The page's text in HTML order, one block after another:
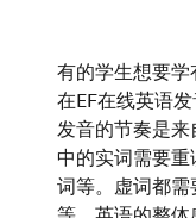
有的学生想要学
在EF在线英语
发音的节奏是
中的实词需要
词等。虚词都